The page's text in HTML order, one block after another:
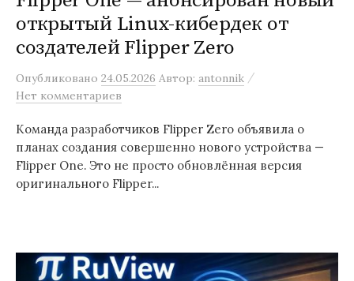
открытый Linux-кибердек от
создателей Flipper Zero
Опубликовано 24.05.2026 Автор: antonnik /
Нет комментариев
Команда разработчиков Flipper Zero объявила о
планах создания совершенно нового устройства —
Flipper One. Это не просто обновлённая версия
оригинального Flipper...